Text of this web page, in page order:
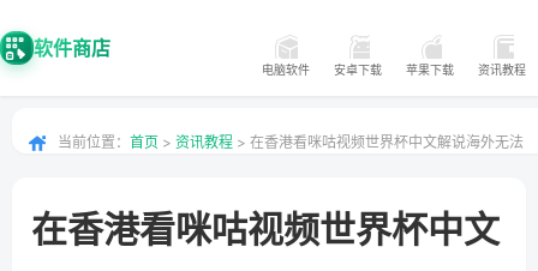
软件商店
电脑软件 安卓下载 苹果下载 资讯教程
当前位置： 首页 > 资讯教程 > 在香港看咪咕视频世界杯中文解说海外无法
在香港看咪咕视频世界杯中文